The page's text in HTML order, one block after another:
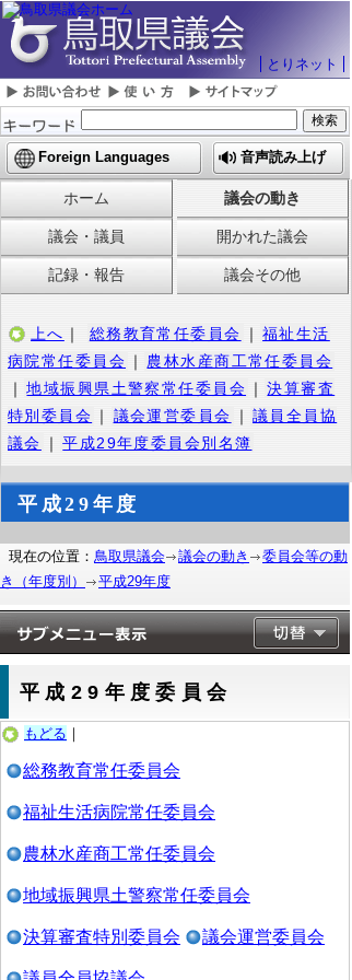
とりネット
Foreign Languages 音声読み上げ
ホーム 議会の動き
議会・議員 開かれた議会
記録・報告 議会その他
上へ ｜ 総務教育常任委員会 ｜ 福祉生活
病院常任委員会 ｜
農林水産商工常任委員会
｜ 地域振興県土警察常任委員会 ｜ 決算審査
特別委員会 ｜ 議会運営委員会 ｜ 議員全員協
議会
｜ 平成29年度委員会別名簿
平成29年度
現在の位置： 鳥取県議会 議会の動き
委員会等の動
き（年度別）
平成29年度
平成29年度委員会
もどる ｜
総務教育常任委員会
福祉生活病院常任委員会
農林水産商工常任委員会
地域振興県土警察常任委員会
決算審査特別委員会 議会運営委員会